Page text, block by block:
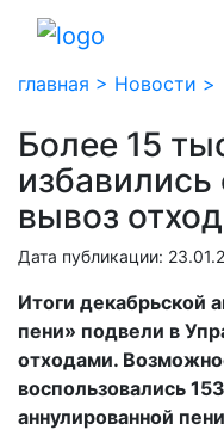
главная > Новости >
Более 15
избавились
вывоз
Дата публикации:
Итоги декабрьской
пени» подвели в
отходами.
воспользовались
аннулированной